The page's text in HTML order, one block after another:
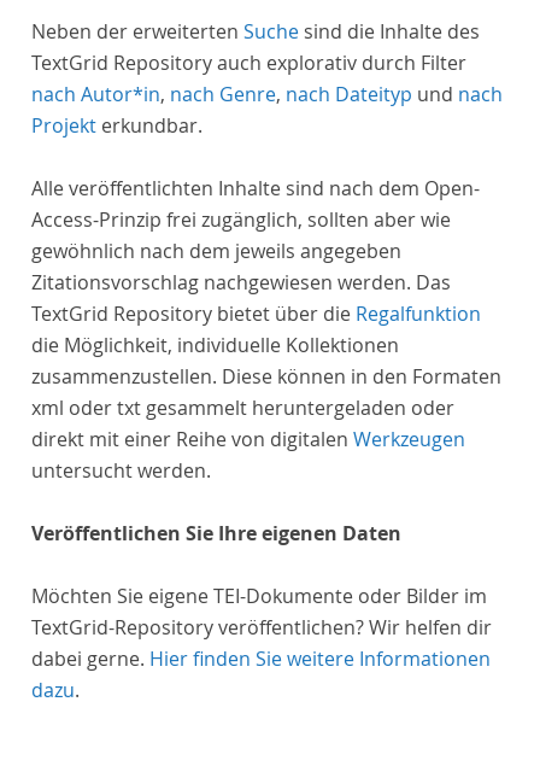
Neben der erweiterten Suche sind die Inhalte des
TextGrid Repository auch explorativ durch Filter
nach Autor*in, nach Genre, nach Dateityp und nach
Projekt erkundbar.
Alle veröffentlichten Inhalte sind nach dem Open-
Access-Prinzip frei zugänglich, sollten aber wie
gewöhnlich nach dem jeweils angegeben
Zitationsvorschlag nachgewiesen werden. Das
TextGrid Repository bietet über die Regalfunktion
die Möglichkeit, individuelle Kollektionen
zusammenzustellen. Diese können in den Formaten
xml oder txt gesammelt heruntergeladen oder
direkt mit einer Reihe von digitalen Werkzeugen
untersucht werden.
Veröffentlichen Sie Ihre eigenen Daten
Möchten Sie eigene TEI-Dokumente oder Bilder im
TextGrid-Repository veröffentlichen? Wir helfen dir
dabei gerne. Hier finden Sie weitere Informationen
dazu.